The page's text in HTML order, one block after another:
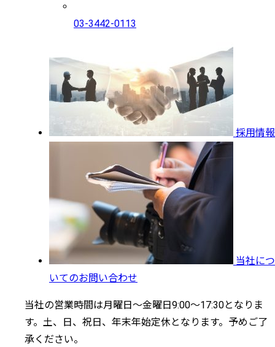
03-3442-0113
採用情報
当社につ
いてのお問い合わせ
当社の営業時間は月曜日～金曜日9:00～17:30となりま
す。土、日、祝日、年末年始定休となります。予めご了
承ください。